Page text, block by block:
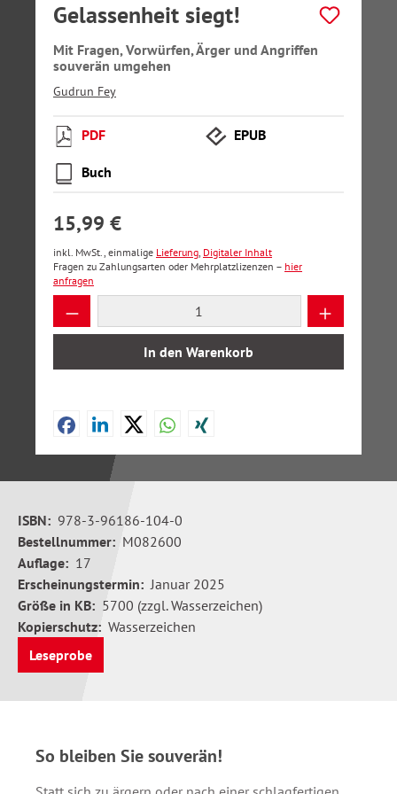
Gelassenheit siegt!
Mit Fragen, Vorwürfen, Ärger und Angriffen
souverän umgehen
Gudrun Fey
PDF EPUB
Buch
15,99 €
inkl. MwSt., einmalige Lieferung, Digitaler Inhalt
Fragen zu Zahlungsarten oder Mehrplatzlizenzen – hier
anfragen
Produkt Anzahl: Gib den gewünschten
In den Warenkorb
ISBN: 978-3-96186-104-0
Bestellnummer: M082600
Auflage: 17
Erscheinungstermin: Januar 2025
Größe in KB: 5700 (zzgl. Wasserzeichen)
Kopierschutz: Wasserzeichen
Leseprobe
So bleiben Sie souverän!